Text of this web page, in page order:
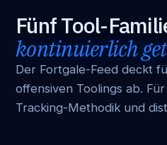
Fünf Tool-
kontinuierlich
Der Fortgale-Feed deckt
offensiven Toolings ab.
Tracking-Methodik und